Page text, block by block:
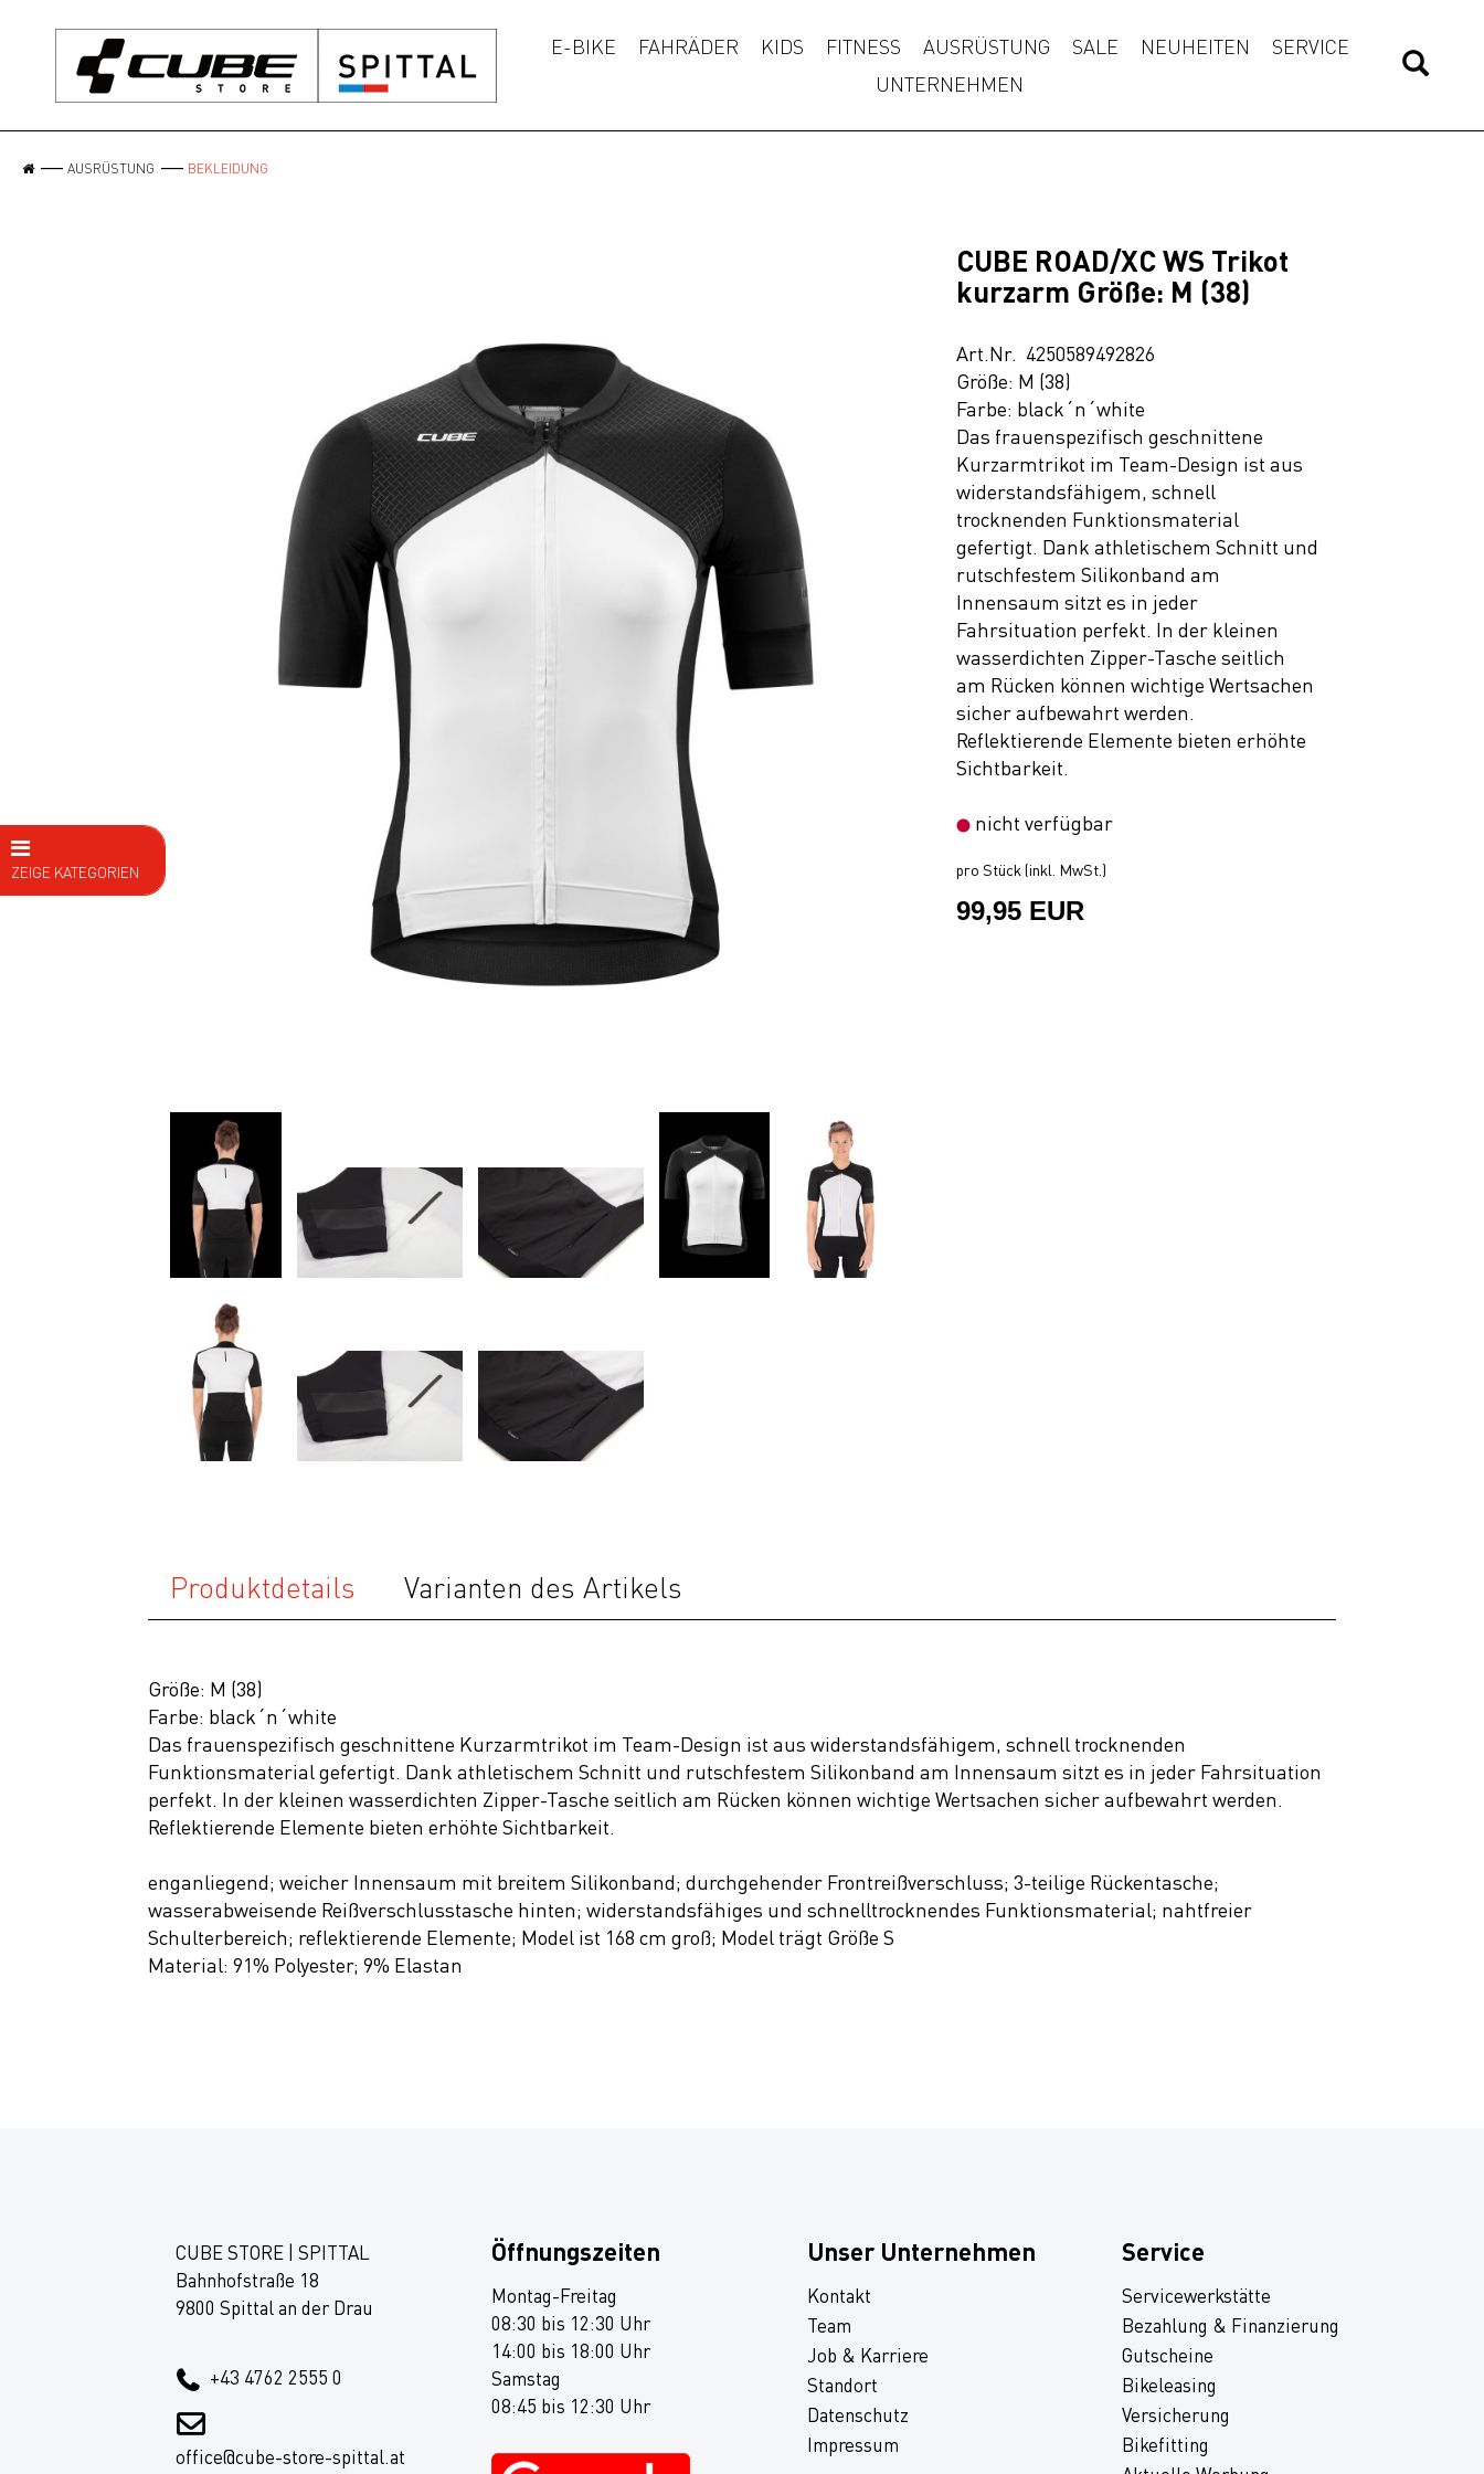
E-BIKE FAHRÄDER KIDS FITNESS AUSRÜSTUNG SALE NEUHEITEN
SERVICE
UNTERNEHMEN
AUSRÜSTUNG BEKLEIDUNG
ZEIGE KATEGORIEN
CUBE ROAD/XC WS Trikot
kurzarm Größe: M (38)
Art.Nr. 4250589492826
Größe: M (38)
Farbe: black´n´white
Das frauenspezifisch geschnittene
Kurzarmtrikot im Team-Design ist aus
widerstandsfähigem, schnell
trocknenden Funktionsmaterial
gefertigt. Dank athletischem Schnitt und
rutschfestem Silikonband am
Innensaum sitzt es in jeder
Fahrsituation perfekt. In der kleinen
wasserdichten Zipper-Tasche seitlich
am Rücken können wichtige Wertsachen
sicher aufbewahrt werden.
Reflektierende Elemente bieten erhöhte
Sichtbarkeit.
nicht verfügbar
pro Stück (inkl. MwSt.)
99,95 EUR
Produktdetails Varianten des Artikels
Größe: M (38)
Farbe: black´n´white
Das frauenspezifisch geschnittene Kurzarmtrikot im Team-Design ist aus widerstandsfähigem, schnell trocknenden
Funktionsmaterial gefertigt. Dank athletischem Schnitt und rutschfestem Silikonband am Innensaum sitzt es in jeder Fahrsituation
perfekt. In der kleinen wasserdichten Zipper-Tasche seitlich am Rücken können wichtige Wertsachen sicher aufbewahrt werden.
Reflektierende Elemente bieten erhöhte Sichtbarkeit.
enganliegend; weicher Innensaum mit breitem Silikonband; durchgehender Frontreißverschluss; 3-teilige Rückentasche;
wasserabweisende Reißverschlusstasche hinten; widerstandsfähiges und schnelltrocknendes Funktionsmaterial; nahtfreier
Schulterbereich; reflektierende Elemente; Model ist 168 cm groß; Model trägt Größe S
Material: 91% Polyester; 9% Elastan
CUBE STORE | SPITTAL
Bahnhofstraße 18
9800 Spittal an der Drau
+43 4762 2555 0
office@cube-store-spittal.at
Öffnungszeiten
Montag-Freitag
08:30 bis 12:30 Uhr
14:00 bis 18:00 Uhr
Samstag
08:45 bis 12:30 Uhr
Unser Unternehmen
Kontakt
Team
Job & Karriere
Standort
Datenschutz
Impressum
Service
Servicewerkstätte
Bezahlung & Finanzierung
Gutscheine
Bikeleasing
Versicherung
Bikefitting